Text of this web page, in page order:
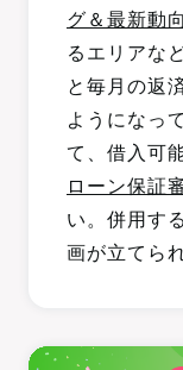
グ＆最新動向
るエリアな
と毎月の返
ようになっ
て、借入可
ローン保証
い。併用す
画が立てら